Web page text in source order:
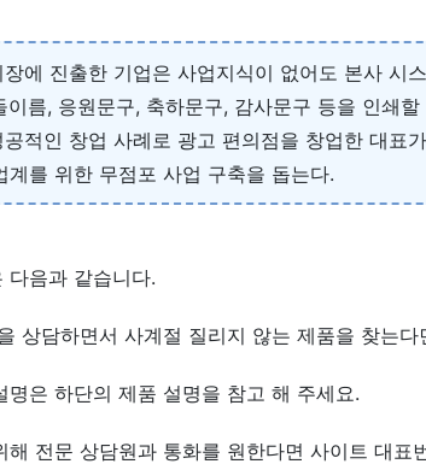
에 진출한 기업은 사업지식이 없어도 본사
이름, 응원문구, 축하문구, 감사문구 등을 인쇄
적인 창업 사례로 광고 편의점을 창업한 대표
계를 위한 무점포 사업 구축을 돕는다.
다음과 같습니다.
상담하면서 사계절 질리지 않는 제품을 찾는
명은 하단의 제품 설명을 참고 해 주세요.
해 전문 상담원과 통화를 원한다면 사이트 대표